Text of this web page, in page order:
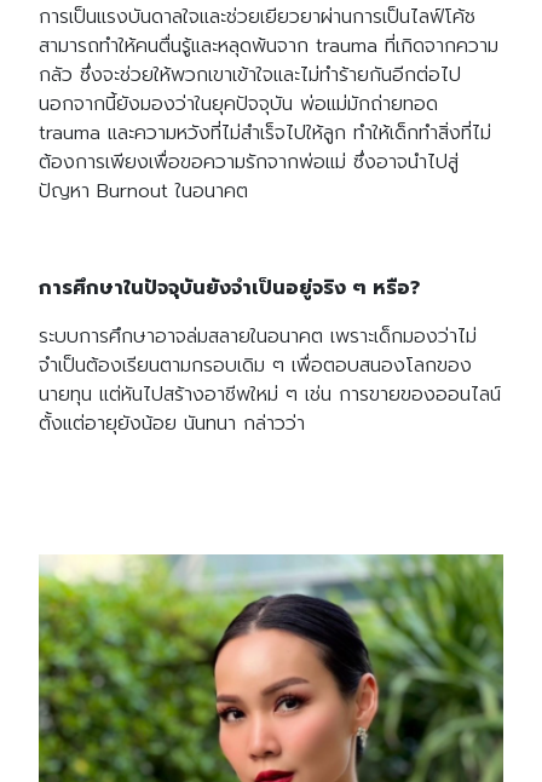
Search
for: Search
การเป็นแรงบันดาลใจและช่วยเยียวยาผ่านการเป็นไลฟ์โค้ช
สามารถทำให้คนตื่นรู้และหลุดพ้นจาก trauma ที่เกิดจากความ
กลัว ซึ่งจะช่วยให้พวกเขาเข้าใจและไม่ทำร้ายกันอีกต่อไป
นอกจากนี้ยังมองว่าในยุคปัจจุบัน พ่อแม่มักถ่ายทอด
trauma และความหวังที่ไม่สำเร็จไปให้ลูก ทำให้เด็กทำสิ่งที่ไม่
ต้องการเพียงเพื่อขอความรักจากพ่อแม่ ซึ่งอาจนำไปสู่
ปัญหา Burnout ในอนาคต
การศึกษาในปัจจุบันยังจำเป็นอยู่จริง ๆ หรือ?
ระบบการศึกษาอาจล่มสลายในอนาคต เพราะเด็กมองว่าไม่
จำเป็นต้องเรียนตามกรอบเดิม ๆ เพื่อตอบสนองโลกของ
นายทุน แต่หันไปสร้างอาชีพใหม่ ๆ เช่น การขายของออนไลน์
ตั้งแต่อายุยังน้อย นันทนา กล่าวว่า